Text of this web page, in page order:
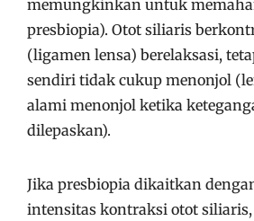
memungkinkan untuk
presbiopia). Otot siliaris
(ligamen lensa) berelaksasi,
sendiri tidak cukup menonjol
alami menonjol ketika
dilepaskan).
Jika presbiopia dikaitkan
intensitas kontraksi otot